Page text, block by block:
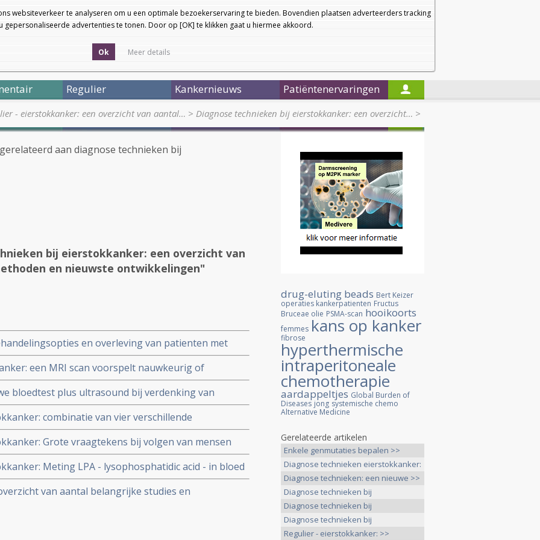
websiteverkeer te analyseren om u een optimale bezoekerservaring te bieden. Bovendien plaatsen adverteerders tracking
gepersonaliseerde advertenties te tonen. Door op [OK] te klikken gaat u hiermee akkoord.
Ok Meer details
a
a
Nieuwsbrief
Startpagina
Regulier Kankernieuws Patiëntenervaringen
- eierstokkanker: een overzicht van aantal… > Diagnose technieken bij eierstokkanker: een overzicht… >
aan diagnose technieken bij
bij eierstokkanker: een overzicht van
en nieuwste ontwikkelingen"
en overleving van patienten met
genome studie bij duizenden patienten
een MRI scan voorspelt nauwkeurig of
of invasief of kwaadaardig zijn en of het wel
bloedtest plus ultrasound bij verdenking van
en kan veel vrouwen eerder genezende behandeling
combinatie van vier verschillende
prolactin, osteopontin, en insulin-like groei factor-II
beeld van eierstokkanker stadium I en II
Grote vraagtekens bij volgen van mensen
eierstokkanker via gangbare methoden als
aldus 6 jarige Nederlandse studie.
Meting LPA - lysophosphatidic acid - in bloed
van beginnende oppervlakkige eierstokkanker
meting.van aantal belangrijke studies en
drug-eluting beads Bert Keizer
operaties kankerpatienten Fructus
Bruceae olie PSMA-scan hooikoorts
femmes kans op kanker
fibrose
hyperthermische
intraperitoneale
chemotherapie
aardappeltjes Global Burden of
Diseases jong systemische chemo
Alternative Medicine
Gerelateerde artikelen
Enkele genmutaties bepalen >>
Diagnose technieken eierstokkanker:
>>
Diagnose technieken: een nieuwe >>
Diagnose technieken bij
eierstokkanker: >>
Diagnose technieken bij
eierstokkanker: >>
Diagnose technieken bij
eierstokkanker: >>
Regulier - eierstokkanker: >>